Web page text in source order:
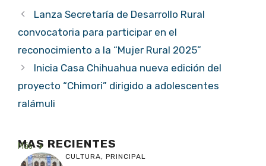
Lanza Secretaría de Desarrollo Rural
convocatoria para participar en el
reconocimiento a la “Mujer Rural 2025”
Inicia Casa Chihuahua nueva edición del
proyecto “Chimori” dirigido a adolescentes
ralámuli
MAS RECIENTES
Más
CULTURA, PRINCIPAL